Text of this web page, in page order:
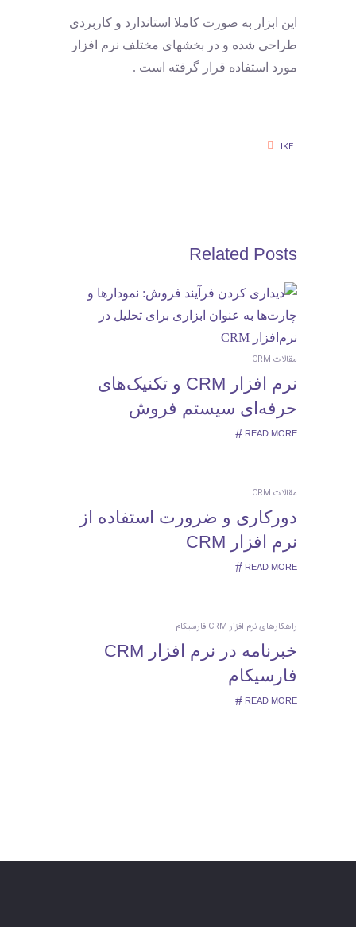
این ابزار به صورت کاملا استاندارد و کاربردی
طراحی شده و در بخشهای مختلف نرم افزار
مورد استفاده قرار گرفته است .
LIKE
Related Posts
مقالات CRM
نرم‌ افزار CRM و تکنیک‌های
حرفه‌ای سیستم فروش
READ MORE
مقالات CRM
دورکاری و ضرورت استفاده از
نرم افزار CRM
READ MORE
راهکارهای نرم افزار CRM فارسیکام
خبرنامه در نرم افزار CRM
فارسیکام
READ MORE